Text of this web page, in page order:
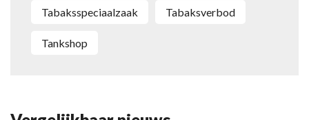
tabaksspeciaalzaak tabaksverbod
tankshop